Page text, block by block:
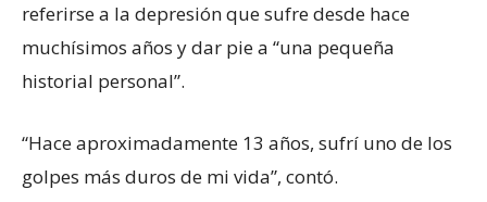
referirse a la depresión que sufre desde hace
muchísimos años y dar pie a “una pequeña
historial personal”.
“Hace aproximadamente 13 años, sufrí uno de los
golpes más duros de mi vida”, contó.